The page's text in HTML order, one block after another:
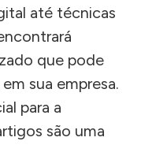
até técnicas
que pode
sua empresa.
para a
são uma